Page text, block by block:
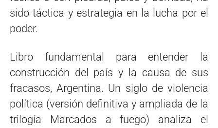
sido táctica y estrategia en la lucha por el
poder.
Libro fundamental para entender la
construcción del país y la causa de sus
fracasos, Argentina. Un siglo de violencia
política (versión definitiva y ampliada de la
trilogía Marcados a fuego) analiza el